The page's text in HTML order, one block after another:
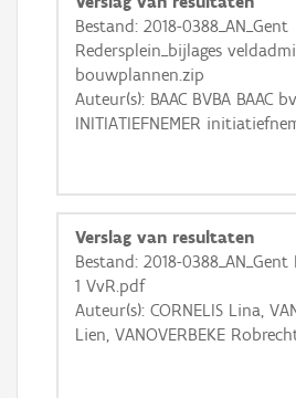
Basis Lagen
OSM-Basiskaart
Ortho
Bestand: 2018-0388_AN_Gent
Redersplein_bijlages
bouwplannen.zip
Auteur(s): BAAC BVBA BAAC
INITIATIEFNEMER
Verslag van resultaten
Bestand: 2018-0388_AN_Gent
1 VvR.pdf
Auteur(s): CORNELIS Lina,
Lien, VANOVERBEKE